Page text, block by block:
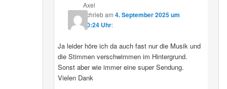
Axel
schriebam 4. September 2025 um
10:24 Uhr:
Ja leider höre ich da auch fast nur die Musik und
die Stimmen verschwimmen im Hintergrund.
Sonst aber wie immer eine super Sendung.
Vielen Dank